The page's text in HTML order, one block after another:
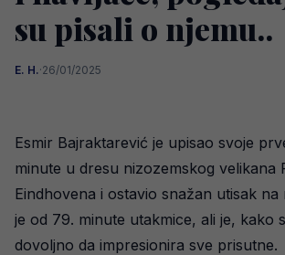
su pisali o njemu..
E. H.·26/01/2025
Esmir Bajraktarević je upisao svoje
minute u dresu nizozemskog velikana
Eindhovena i ostavio snažan utisak na
je od 79. minute utakmice, ali je, kako
dovoljno da impresionira sve prisutne.